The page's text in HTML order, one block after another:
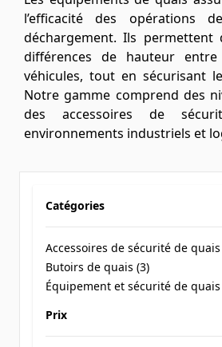
l’efficacité des opérations
déchargement. Ils permettent
différences de hauteur
véhicules, tout en sécurisant
Notre gamme comprend des
des accessoires de
environnements industriels et
Catégories
Accessoires de sécurité de quais
products available
Butoirs de quais (3
products available)
Équipement et sécurité de quais
products available
Prix